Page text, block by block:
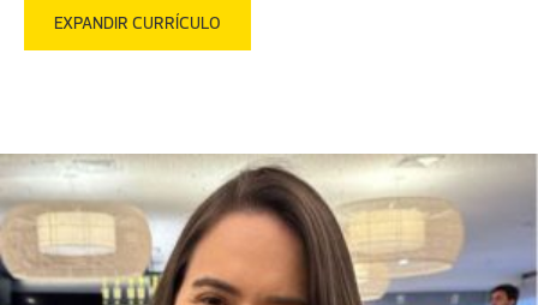
graduações (Pós Adm, da FGV – Fundação Getúlio
center. Profissional de marketing, com experiência
em PME. Realizou consultorias para indústrias e
varejo desenvolvendo projetos de pesquisa de
mercado, potencial de consumo de mercados (por
cidade, regionais e bairros), plano de marketing,
estratégias de comunicação, e otimização de layout
EXPANDIR CURRÍCULO